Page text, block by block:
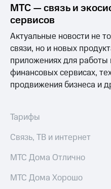
информации
Информация
акционерам
Документы
ПАО
"МТС"
Собрания
акционеров
Личный
Контроль
аудит
акций
МТС — связь и
сервисов
Актуальные новости не
связи, но и новых
приложениях для
финансовых сервисах,
продвижения бизнеса и
Тарифы
Связь, ТВ и интернет
МТС Дома Отлично
МТС Дома Хорошо